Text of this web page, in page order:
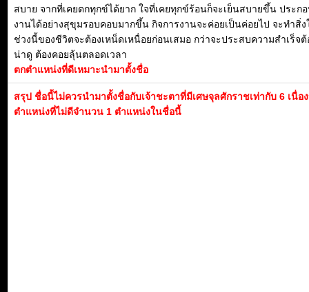
สบาย จากที่เคยตกทุกข์ได้ยาก ใจที่เคยทุกข์ร้อนก็จะเย็นสบายขึ้น ประก
งานได้อย่างสุขุมรอบคอบมากขึ้น กิจการงานจะค่อยเป็นค่อยไป จะทำสิ่ง
ช่วงนี้ของชีวิตจะต้องเหน็ดเหนื่อยก่อนเสมอ กว่าจะประสบความสำเร็จ
น่าดู ต้องคอยลุ้นตลอดเวลา
ตกตำแหน่งที่ดีเหมาะนำมาตั้งชื่อ
สรุป ชื่อนี้ไม่ควรนำมาตั้งชื่อกับเจ้าชะตาที่มีเศษจุลศักราชเท่ากับ 6 เนื่อ
ตำแหน่งที่ไม่ดีจำนวน 1 ตำแหน่งในชื่อนี้